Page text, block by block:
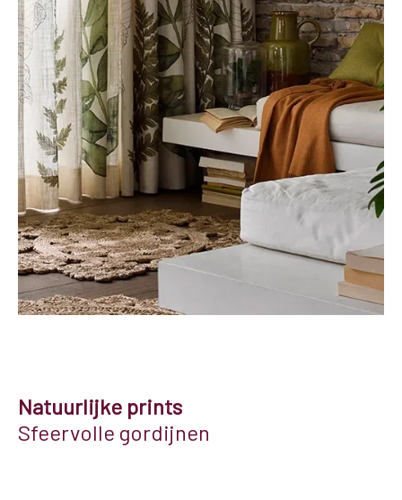
Natuurlijke prints
Sfeervolle gordijnen